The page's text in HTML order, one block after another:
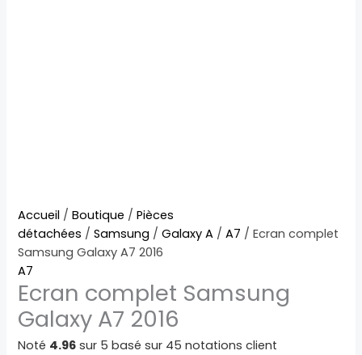
Accueil /Boutique /Pièces
détachées /Samsung /Galaxy A /A7 / Ecran complet
Samsung Galaxy A7 2016
A7
Ecran complet Samsung
Galaxy A7 2016
Noté 4.96 sur 5 basé sur 45 notations client
Plage
de
prix :
à
59,90 €
quantité
de
Ecran
complet
Samsung
Galaxy
A7
2016